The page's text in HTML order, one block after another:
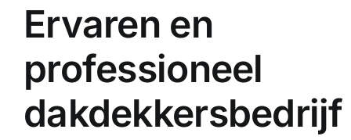
Ervaren en
professioneel
dakdekkersbedrijf